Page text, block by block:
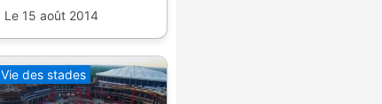
County ; le but est de
et les riverains de l'intérêt
du projet et de quitter
Turner Field.
Le 15 août 2014
Vie des stades